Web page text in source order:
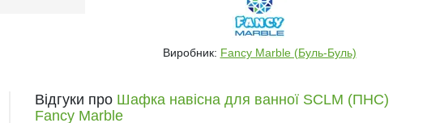
Виробник: Fancy Marble (Буль-Буль)
Відгуки про Шафка навісна для ванної SCLM (ПНС)
Fancy Marble